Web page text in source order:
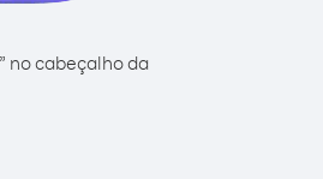
no cabeçalho da